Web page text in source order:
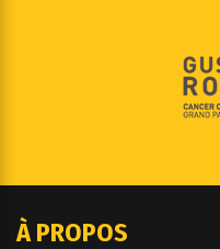
À PROPOS